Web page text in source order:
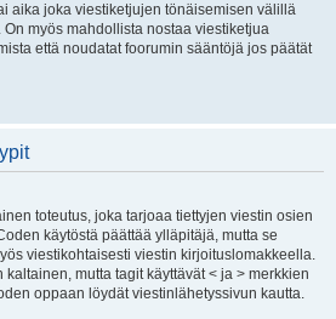
aika joka viestiketjujen tönäisemisen välillä
myös mahdollista nostaa viestiketjua
että noudatat foorumin sääntöjä jos päätät
toteutus, joka tarjoaa tiettyjen viestin osien
käytöstä päättää ylläpitäjä, mutta se
viestikohtaisesti viestin kirjoituslomakkeella.
kaltainen, mutta tagit käyttävät < ja > merkkien
oppaan löydät viestinlähetyssivun kautta.